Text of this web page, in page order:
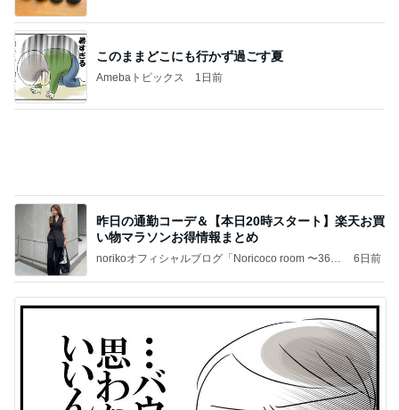
このままどこにも行かず過ごす夏
Amebaトピックス 1日前
昨日の通勤コーデ＆【本日20時スタート】楽天お買
い物マラソンお得情報まとめ
norikoオフィシャルブログ「Noricoco room 〜365
6日前